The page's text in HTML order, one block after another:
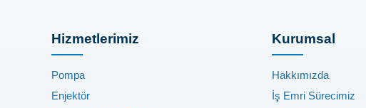
Hizmetlerimiz
Pompa
Enjektör
Kurumsal
Hakkımızda
İş Emri Sürecimiz